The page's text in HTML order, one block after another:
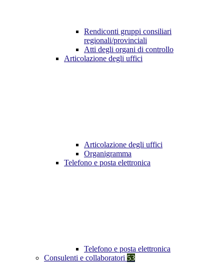
Rendiconti gruppi consiliari
regionali/provinciali
Atti degli organi di controllo
Articolazione degli uffici
Articolazione degli uffici
Organigramma
Telefono e posta elettronica
Telefono e posta elettronica
Consulenti e collaboratori 53